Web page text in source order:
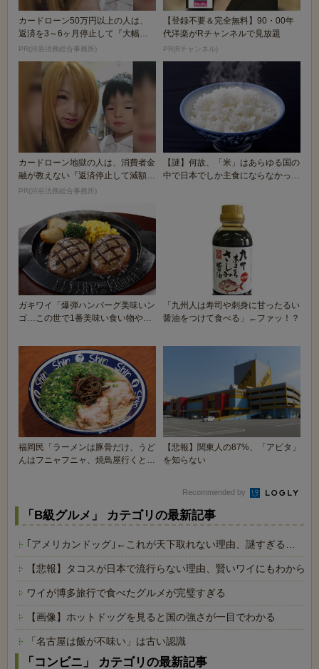
カードローン50万円以上の人は、
返済を3～6ヶ月停止して『大幅に
減額してから返済...
PR(渋谷法務総合事務所)
【登録不要＆完全無料】90・00年
代洋楽がRチャンネルで見放題
PR(Rチャンネル)
カードローン地獄の人は、消費者金
融が教えない『返済停止して減額・
免除する方法』で...
PR(渋谷法務総合事務所)
【謎】何故、「米」はあらゆる国の
中で日本でしか主食にならなかった
ガキワイ「爆弾ハンバーグ美味いン
ゴ…この世で1番美味い食い物や
「九州人は寿司や刺身に甘ったるい
醤油をつけて食べる」←ファッ！？
福岡民「ラーメンは豚骨だけ、うど
んはフニャフニャ、焼鳥屋行くと何
【悲報】関東人の87%、「アピタ」
を知らない
Recommended by
「B級グルメ」 カテゴリの最新記事
｢アメリカンドッグ｣←これが天下取れない理由、謎すぎる…
【悲報】タコスが日本で流行らない理由、賢いワイにもわからな
ワイが博多旅行で食べたグルメが完璧すぎる
【画像】ホットドッグを見ると国の強さが一目でわかる
「名古屋は飯が不味い」は古い認識
「コンビニ」 カテゴリの最新記事